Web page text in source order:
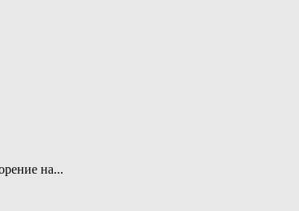
на...